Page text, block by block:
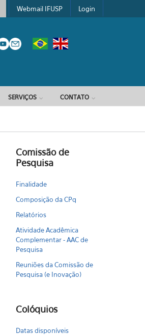
Webmail IFUSP Login
SERVIÇOS CONTATO
Comissão de
Pesquisa
Finalidade
Composição da CPq
Relatórios
Atividade Acadêmica
Complementar - AAC de
Pesquisa
Reuniões da Comissão de
Pesquisa (e Inovação)
Colóquios
Datas disponíveis